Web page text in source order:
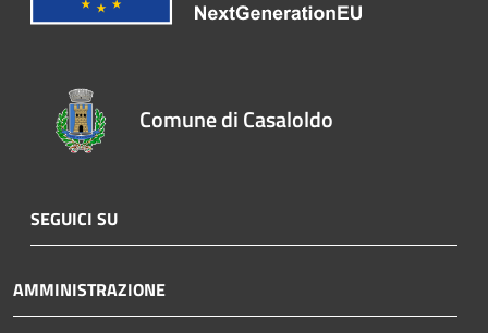
Comune di Casaloldo
SEGUICI SU
AMMINISTRAZIONE